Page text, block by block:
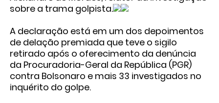
sobre a trama golpista.
A declaração está em um dos depoimentos
de delação premiada que teve o sigilo
retirado após o oferecimento da denúncia
da Procuradoria-Geral da República (PGR)
contra Bolsonaro e mais 33 investigados no
inquérito do golpe.